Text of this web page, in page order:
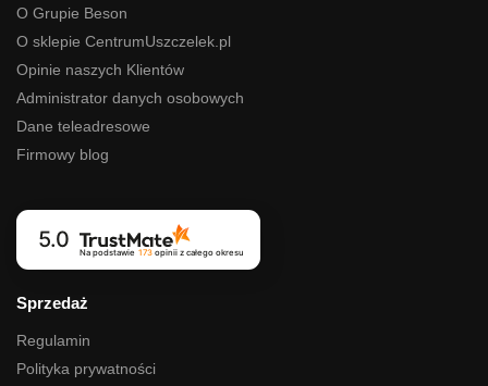
O Grupie Beson
O sklepie CentrumUszczelek.pl
Opinie naszych Klientów
Administrator danych osobowych
Dane teleadresowe
Firmowy blog
5.0
Na podstawie 173opinii z całego okresu
Sprzedaż
Regulamin
Polityka prywatności